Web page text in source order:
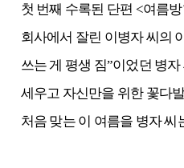
첫 번째 수록된 단편 <여름
회사에서 잘린 이병자 씨의
쓰는 게 평생 짐”이었던 병
세우고 자신만을 위한 꽃다
처음 맞는 이 여름을 병자 씨